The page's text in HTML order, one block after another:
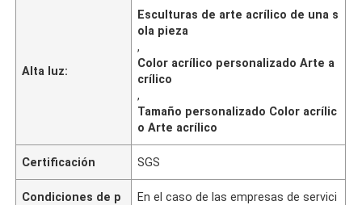
Alta luz:
Esculturas de arte acrílico de una s
ola pieza
,
Color acrílico personalizado Arte a
crílico
,
Tamaño personalizado Color acrílic
o Arte acrílico
Certificación SGS
Condiciones de p
En el caso de las empresas de servici